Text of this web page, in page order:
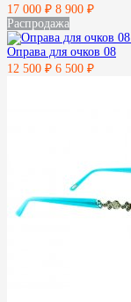
17 000 ₽ 8 900 ₽
Распродажа
Оправа для очков 08
12 500 ₽ 6 500 ₽